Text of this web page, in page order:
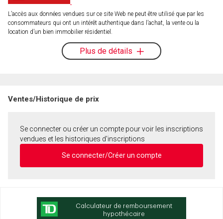
L’accès aux données vendues sur ce site Web ne peut être utilisé que par les
consommateurs qui ont un intérêt authentique dans l’achat, la vente ou la
location d’un bien immobilier résidentiel.
Plus de détails
Ventes/Historique de prix
Se connecter ou créer un compte pour voir les inscriptions
vendues et les historiques d'inscriptions
Se connecter/Créer un compte